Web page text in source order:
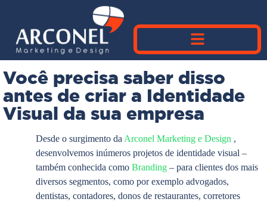
Você precisa saber disso
antes de criar a Identidade
Visual da sua empresa
Desde o surgimento da Arconel Marketing e Design ,
desenvolvemos inúmeros projetos de identidade visual –
também conhecida como Branding – para clientes dos mais
diversos segmentos, como por exemplo advogados,
dentistas, contadores, donos de restaurantes, corretores